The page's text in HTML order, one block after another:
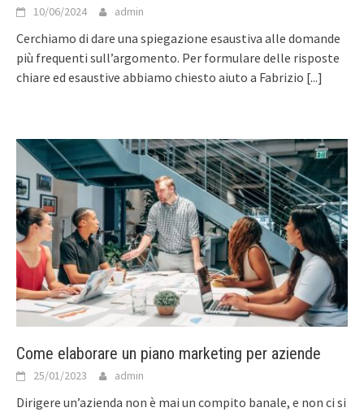
10/06/2024 admin
Cerchiamo di dare una spiegazione esaustiva alle domande
più frequenti sull’argomento. Per formulare delle risposte
chiare ed esaustive abbiamo chiesto aiuto a Fabrizio [...]
Come elaborare un piano marketing per aziende
25/01/2023 admin
Dirigere un’azienda non è mai un compito banale, e non ci si